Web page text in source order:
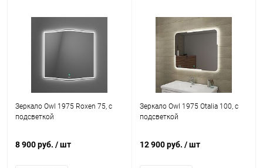
Зеркало Owl 1975 Roxen 75, с
подсветкой
8 900 руб. / шт
Зеркало Owl 1975 Otalia 100, с
подсветкой
12 900 руб. / шт